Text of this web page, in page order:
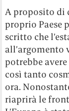
A proposito di
proprio Paese
scritto che
all’argomento
potrebbe
così tanto
ora.
riaprirà le